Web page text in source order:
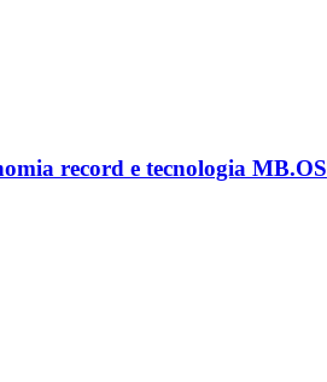
record e tecnologia MB.OS